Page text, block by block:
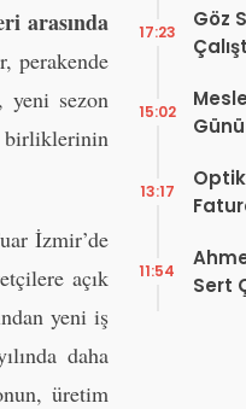
arasında
perakende
yeni sezon
İzmir’de
açık
yeni iş
daha
üretim
Göz
17:23
15:02
13:17
Sert
11:54